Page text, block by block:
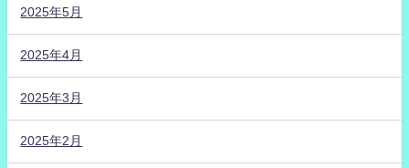
2025年5月
2025年4月
2025年3月
2025年2月